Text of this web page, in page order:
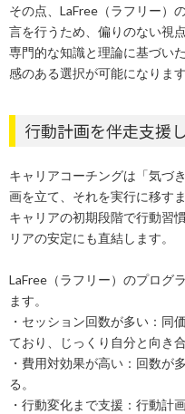
その点、LaFree（ラフリー）
言を行うため、偏りのない視
専門的な知識と理論に基づい
感のある選択が可能になります
行動計画を伴走支援
キャリアコーチングは「気づ
画を立て、それを実行に移す
キャリアの初期段階で行動習
リアの安定にも直結します。
LaFree（ラフリー）のプログ
ます。
・セッション回数が多い：同
ており、じっくり自分と向き合
・費用対効果が高い：回数が
る。
・行動変化まで支援：行動計